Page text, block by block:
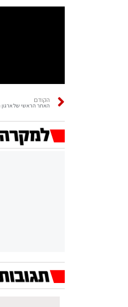
הקודם
האתר הראשי של